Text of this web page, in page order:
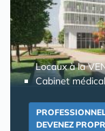
Locaux à la
Cabinet
DEVENEZ